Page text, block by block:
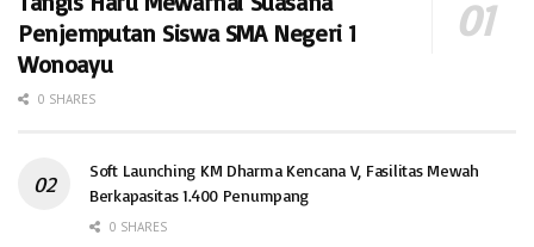
Penjemputan Siswa SMA Negeri 1
Wonoayu
0 SHARES
Soft Launching KM Dharma Kencana V, Fasilitas Mewah
Berkapasitas 1.400 Penumpang
0 SHARES